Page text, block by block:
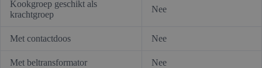
Kookgroep geschikt als
krachtgroep
Nee
Met contactdoos Nee
Met beltransformator Nee